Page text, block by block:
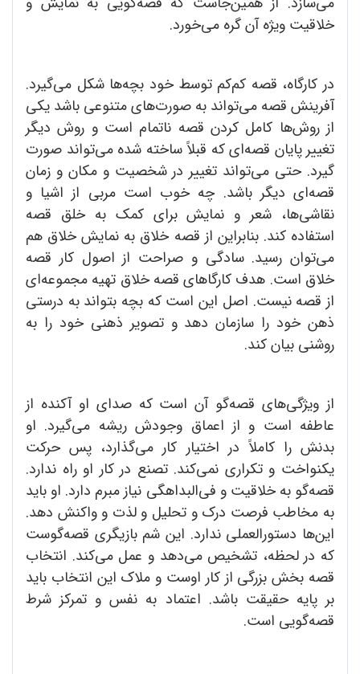
خلاقیت ویژه آن گره می‌خورد.
در کارگاه، قصه کم‌کم توسط خود بچه‌ها شکل می‌گیرد.
آفرینش قصه می‌تواند به صورت‌های متنوعی باشد یکی
از روش‌ها کامل کردن قصه ناتمام است و روش دیگر
تغییر پایان قصه‌ای که قبلاً‌ ساخته شده می‌تواند صورت
گیرد. حتی می‌تواند تغییر در شخصیت و مکان و زمان
قصه‌ای دیگر باشد. چه خوب است مربی از اشیا و
نقاشی‌ها، شعر و نمایش برای کمک به خلق قصه
استفاده کند. بنابراین از قصه خلاق به نمایش خلاق هم
می‌توان رسید. سادگی و صراحت از اصول کار قصه
خلاق است. هدف کارگاهای قصه خلاق تهیه مجموعه‌ای
از قصه نیست. اصل این است که بچه بتواند به درستی
ذهن خود را سازمان دهد و تصویر ذهنی خود را به
روشنی بیان کند.
از ویژگی‌های قصه‌گو آن است که صدای او آکنده از
عاطفه است و از اعماق وجودش ریشه می‌گیرد. او
بدنش را کاملاً در اختیار کار می‌گذارد، پس حرکت
یکنواخت و تکراری نمی‌کند. تصنع در کار او راه ندارد.
قصه‌گو به خلاقیت و فی‌البداهگی نیاز مبرم دارد. او باید
به مخاطب فرصت درک و تحلیل و لذت و واکنش دهد.
این‌ها دستورالعملی ندارد. این شم بازیگری قصه‌گوست
که در لحظه، تشخیص می‌دهد و عمل می‌کند. انتخاب
قصه بخش بزرگی از کار اوست و ملاک این انتخاب باید
بر پایه حقیقت باشد. اعتماد به نفس و تمرکز شرط
قصه‌گویی است.